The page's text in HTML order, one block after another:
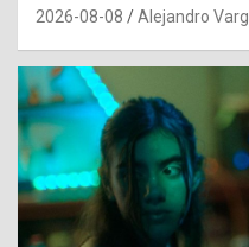
2026-08-08 Alejandro